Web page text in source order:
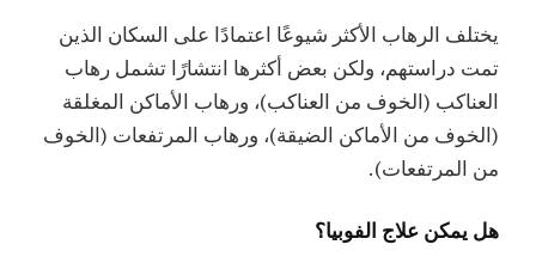
يختلف الرهاب الأكثر شيوعًا اعتمادًا على السكان الذين
تمت دراستهم، ولكن بعض أكثرها انتشارًا تشمل رهاب
العناكب (الخوف من العناكب)، ورهاب الأماكن المغلقة
(الخوف من الأماكن الضيقة)، ورهاب المرتفعات (الخوف
من المرتفعات).
هل يمكن علاج الفوبيا؟